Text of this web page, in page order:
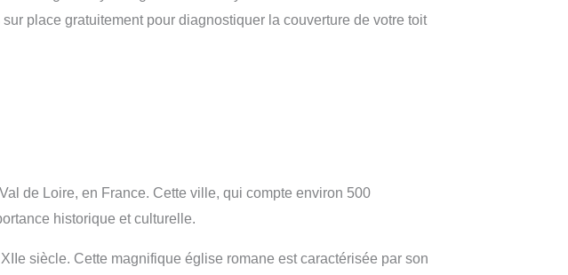
place gratuitement pour diagnostiquer la couverture de votre toit
de Loire, en France. Cette ville, qui compte environ 500
historique et culturelle.
siècle. Cette magnifique église romane est caractérisée par son